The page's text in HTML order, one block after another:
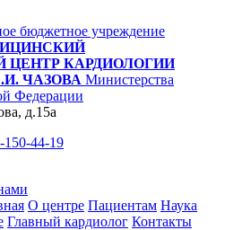
бюджетное учреждение
ЦЕНТР КАРДИОЛОГИИ
ЧАЗОВА Министерства
Федерации
д.15а
150-44-19
О центре Пациентам Наука
Главный кардиолог Контакты